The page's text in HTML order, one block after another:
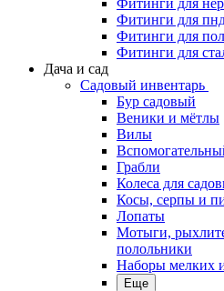
Фитинги для
Фитинги для
Фитинги для
Дача и сад
Садовый инвентарь
Бур садовый
Веники и мётлы
Вилы
Грабли
Колеса для
Косы, серпы и
Лопаты
Мотыги,
полольники
Наборы мелких
Еще